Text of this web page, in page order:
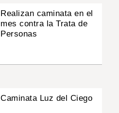
Realizan caminata en el
mes contra la Trata de
Personas
Caminata Luz del Ciego